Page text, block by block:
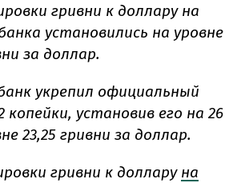
гривни к доллару на
установились на уровне
за доллар.
укрепил официальный
копейки, установив его на 26
23,25 гривни за доллар.
гривни к доллару на